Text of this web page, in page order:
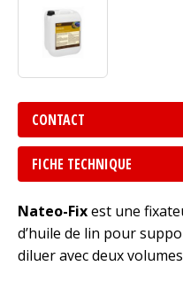
CONTACT
FICHE TECHNIQUE
Nateo-Fixest une
d’huile de lin pour
diluer avec deux volumes